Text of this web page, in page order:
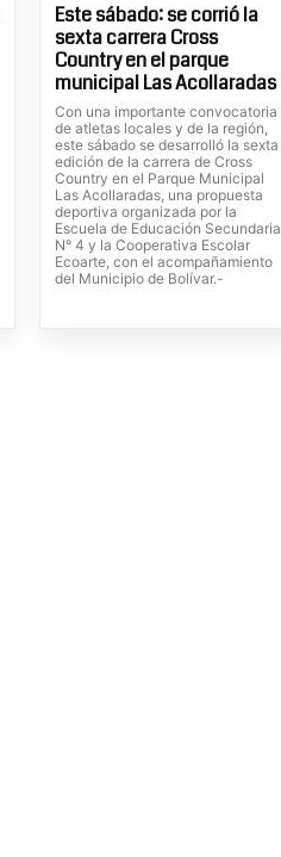
Este sábado: se corrió la
sexta carrera Cross
Country en el parque
municipal Las Acollaradas
Con una importante convocatoria
de atletas locales y de la región,
este sábado se desarrolló la sexta
edición de la carrera de Cross
Country en el Parque Municipal
Las Acollaradas, una propuesta
deportiva organizada por la
Escuela de Educación Secundaria
N° 4 y la Cooperativa Escolar
Ecoarte, con el acompañamiento
del Municipio de Bolívar.-